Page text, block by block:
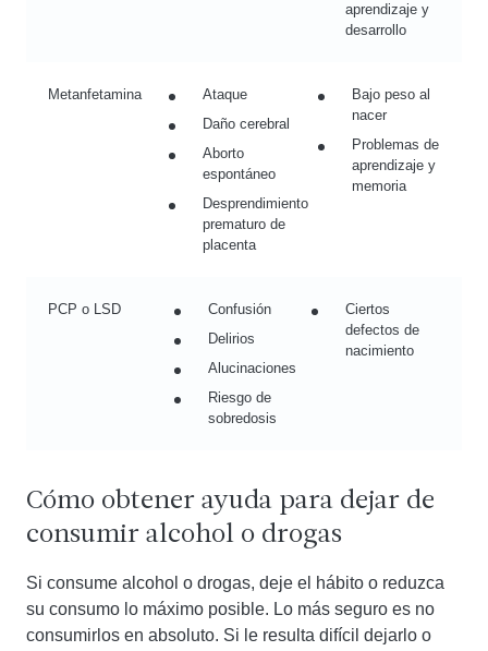
aprendizaje y
desarrollo
Metanfetamina
Ataque
Daño cerebral
Aborto
espontáneo
Desprendimiento
prematuro de
placenta
Bajo peso al
nacer
Problemas de
aprendizaje y
memoria
PCP o LSD
Confusión
Delirios
Alucinaciones
Riesgo de
sobredosis
Ciertos
defectos de
nacimiento
Cómo obtener ayuda para dejar de
consumir alcohol o drogas
Si consume alcohol o drogas, deje el hábito o reduzca
su consumo lo máximo posible. Lo más seguro es no
consumirlos en absoluto. Si le resulta difícil dejarlo o